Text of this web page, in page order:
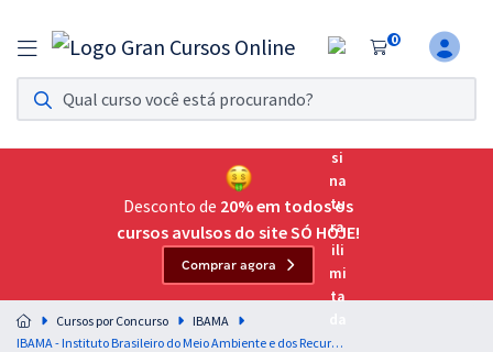
0
Assinatura Ilimitada 11
Acesso a todos os cursos. Teste grátis por 7 dias!
Assinatura OAB Até Passar
Acesso ilimitado a toda preparação para o Exame da
Residências Multiprofissionais
Preparação completa e intensiva para as principais
residências em saúde do Brasil
Desconto de 20% em todos os
cursos avulsos do site SÓ HOJE!
Comprar agora
Cursos por Concurso
IBAMA
IBAMA - Instituto Brasileiro do Meio Ambiente e dos Recursos Naturais Renováveis - Engenheiro Florestal